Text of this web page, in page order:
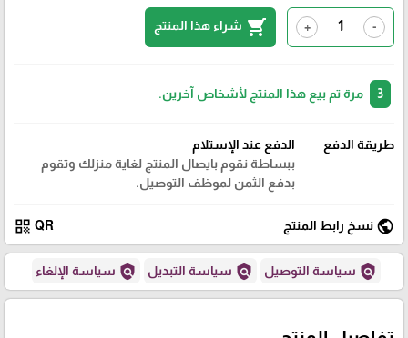
-
+
shopping_cart شراء هذا المنتج
مرة تم بيع هذا المنتج لأشخاص آخرين.
طريقة الدفع
الدفع عند الإستلام
ببساطة نقوم بايصال المنتج لغاية منزلك وتقوم
بدفع الثمن لموظف التوصيل.
public نسخ رابط المنتج QR
qr_code
policy سياسة التوصيل policy سياسة التبديل policy سياسة الإلغاء